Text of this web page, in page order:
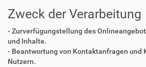
Zweck der Verarbeitung
- Zurverfügungstellung des
und Inhalte.
- Beantwortung von Kontaktanfragen und
Nutzern.